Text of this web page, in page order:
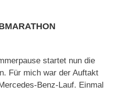
startet nun die
Für mich war der Auftakt
Benz-Lauf. Einmal